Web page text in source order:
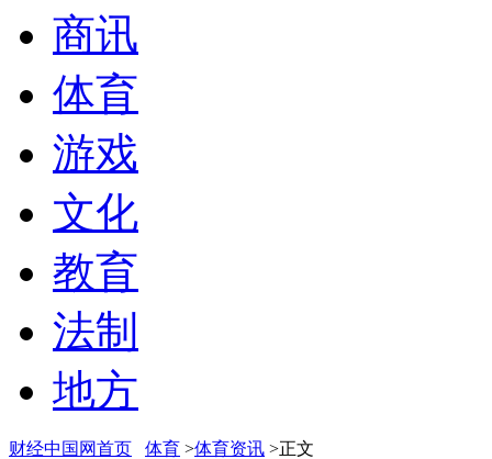
商讯
体育
游戏
文化
教育
法制
地方
财经中国网首页 体育 >体育资讯 >正文